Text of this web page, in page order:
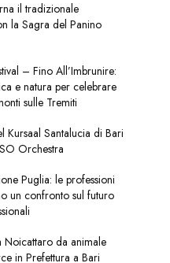
il tradizionale
la Sagra del Panino
– Fino All’Imbrunire:
e natura per celebrare
sulle Tremiti
Kursaal Santalucia di Bari
Orchestra
Puglia: le professioni
un confronto sul futuro
da animale
in Prefettura a Bari